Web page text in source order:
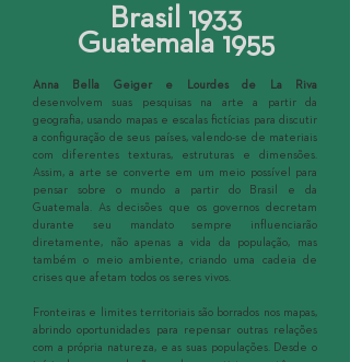
Brasil 1933
Guatemala 1955
Anna Bella Geiger e Lourdes de La Riva
desenvolvem suas pesquisas na arte a partir da
geografia, usando mapas e escalas fictícias para discutir
a configuração de seus países, valendo-se de materiais
com diferentes texturas, estruturas e dimensões.
Assim, a arte se converte em um meio possível para
pensar sobre o mundo a partir do Brasil e da
Guatemala. As decisões que os governos decretam
durante seu mandato sempre influenciarão
diretamente, não apenas a vida da população, mas
também o meio ambiente, criando uma cadeia de
crises que afetam todos os seres vivos.
Fronteiras e limites territoriais são borrados nos mapas,
abrindo oportunidades para repensar outras relações
com a própria natureza, e as suas populações. Desde o